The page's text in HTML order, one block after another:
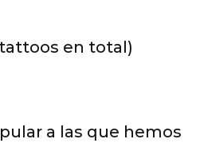
en total)
a las que hemos